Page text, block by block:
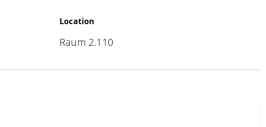
Location
Raum 2.110